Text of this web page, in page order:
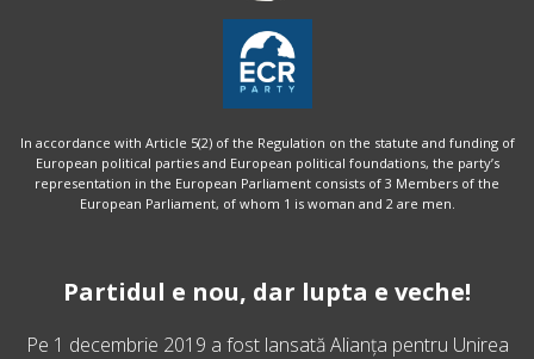
In accordance with Article 5(2) of the Regulation on the statute and funding of
European political parties and European political foundations, the party’s
representation in the European Parliament consists of 3 Members of the
European Parliament, of whom 1 is woman and 2 are men.
Partidul e nou, dar lupta e veche!
Pe 1 decembrie 2019 a fost lansatăAlianța pentru Unirea